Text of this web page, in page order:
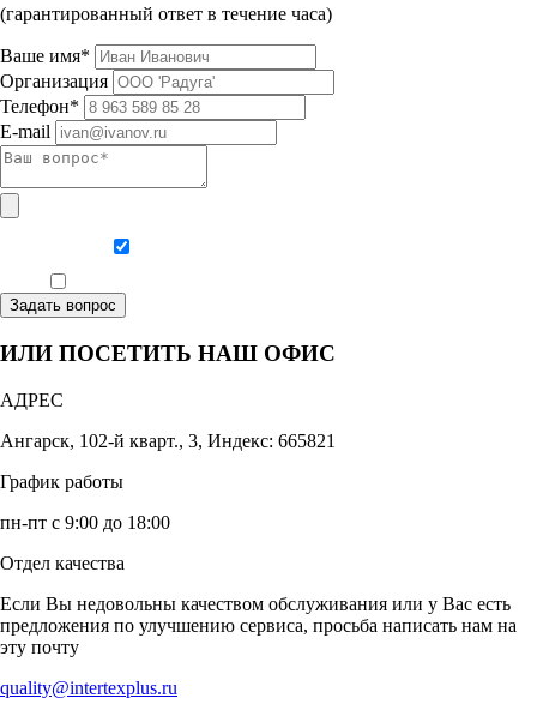
(гарантированный ответ в течение часа)
Ваше имя*
Организация
Телефон*
E-mail
Задать вопрос
ИЛИ ПОСЕТИТЬ НАШ ОФИС
АДРЕС
Ангарск, 102-й кварт., 3, Индекс: 665821
График работы
пн-пт с 9:00 до 18:00
Отдел качества
Если Вы недовольны качеством обслуживания или у Вас есть
предложения по улучшению сервиса, просьба написать нам на
эту почту
quality@intertexplus.ru